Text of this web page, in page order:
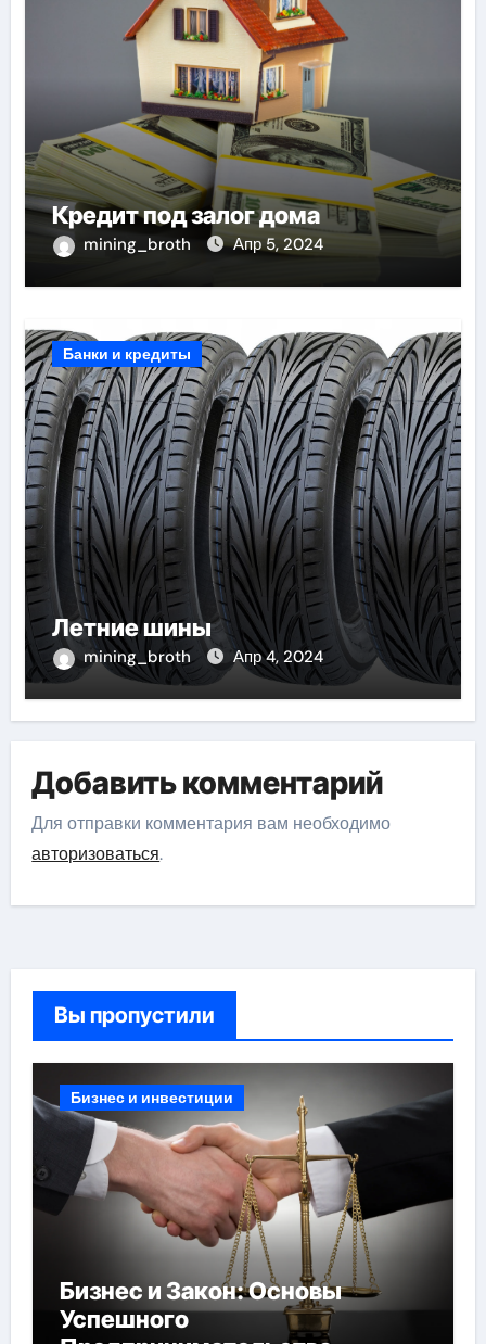
Кредит под залог дома
mining_broth Апр 5, 2024
Банки и кредиты
Летние шины
mining_broth Апр 4, 2024
Добавить комментарий
Для отправки комментария вам необходимо
авторизоваться.
Вы пропустили
Бизнес и инвестиции
Бизнес и Закон: Основы
Успешного